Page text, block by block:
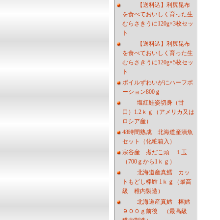
【送料込】利尻昆布
を食べておいしく育った生
むらさきうに120g×3枚セッ
ト
【送料込】利尻昆布
を食べておいしく育った生
むらさきうに120g×5枚セッ
ト
ボイルずわいがにハーフポ
ーション800ｇ
塩紅鮭姿切身（甘
口）1.2ｋｇ（アメリカ又は
ロシア産）
48時間熟成 北海道産漬魚
セット（化粧箱入）
宗谷産 煮だこ頭 １玉
（700ｇから1ｋｇ）
北海道産真鱈 カッ
トもどし棒鱈 1ｋｇ（最高
級 稚内製造）
北海道産真鱈 棒鱈
９００ｇ前後 （最高級